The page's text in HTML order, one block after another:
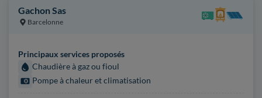
Gachon Sas
Barcelonne
Principaux services proposés
Chaudière à gaz ou fioul
Pompe à chaleur et climatisation